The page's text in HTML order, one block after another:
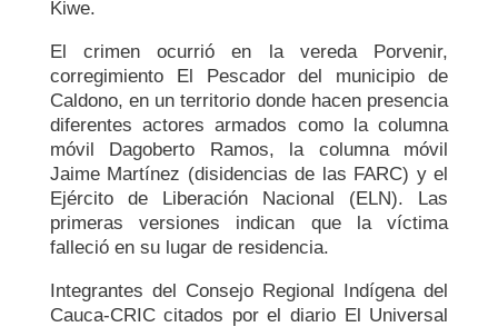
Kiwe.
El crimen ocurrió en la vereda Porvenir,
corregimiento El Pescador del municipio de
Caldono, en un territorio donde hacen presencia
diferentes actores armados como la columna
móvil Dagoberto Ramos, la columna móvil
Jaime Martínez (disidencias de las FARC) y el
Ejército de Liberación Nacional (ELN). Las
primeras versiones indican que la víctima
falleció en su lugar de residencia.
Integrantes del Consejo Regional Indígena del
Cauca-CRIC citados por el diario El Universal